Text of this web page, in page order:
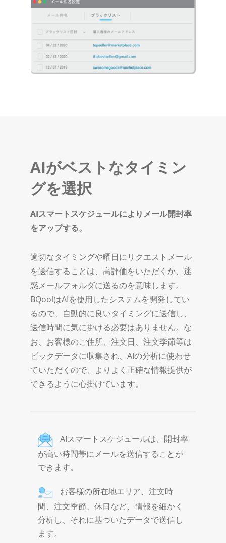
AIがベストなタイミン
グを選択
AIスマートスケジュールによりメール開封率
をアップする。
適切なタイミングや曜日にリクエストメール
を送信することは、高評価をいただくか、迷
惑メールフォルダに送るのを意味します。
BQoolはAIを使用したシステムを開発してい
るので、自動的に良いタイミングに送信し、
送信時間に気に掛ける必要はありません。な
お、お客様のご住所、注文日、注文季節等は
ビックデータに収集され、AIの分析に使わせ
ていただくので、よりよく正確な情報提供が
できるように心掛けています。
AIスマートスケジュールは、開封率
が高い時間帯にメールを送信することが
できます。
お客様の所在地エリア、注文時
間、注文季節、休日など、情報を細かく
分析し、それに基づいたデータで送信し
ます。